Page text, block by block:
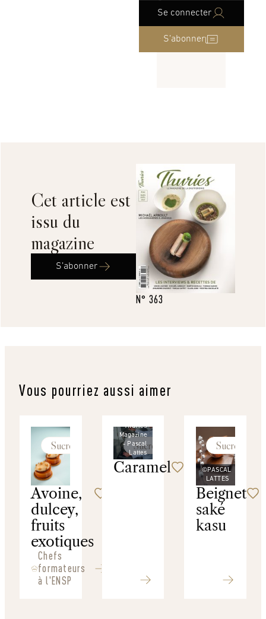
Se connecter
S’abonner
Cet article est
issu du
magazine
S’abonner
N° 363
Vous pourriez aussi aimer
Sucré
Avoine,
dulcey,
fruits
exotiques
Chefs
formateurs
à l'ENSP
Thuries
Magazine
- Pascal
Lattes
Sucré
Caramel
©PASCAL
LATTES
Sucré
Beignet
saké
kasu